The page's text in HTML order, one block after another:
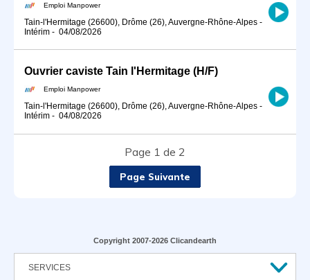
Emploi Manpower
Tain-l'Hermitage (26600), Drôme (26), Auvergne-Rhône-Alpes -
Intérim - 04/08/2026
Ouvrier caviste Tain l'Hermitage (H/F)
Emploi Manpower
Tain-l'Hermitage (26600), Drôme (26), Auvergne-Rhône-Alpes -
Intérim - 04/08/2026
Page 1 de 2
Page Suivante
Copyright 2007-2026 Clicandearth
SERVICES